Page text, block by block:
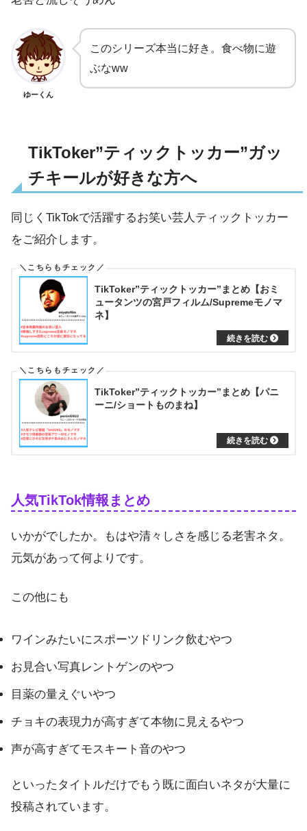
ゆーくん
このシリーズ本当に好き。食べ物に遊
ぶなww
TikToker”ティックトッカー”ガッ
チキールが好きな方へ
同じくTikTokで活躍するお笑い芸人ティックトッカー
をご紹介します。
TikToker”ティックトッカー”まとめ【おミ
ュータンツの宮戸フィルム/Supremeモノマ
ネ】
TikToker”ティックトッカー”まとめ【パニ
ーニ/ショートものまね】
人気TikTok情報まとめ
いかがでしたか。もはや清々しさを感じる老害ネタ。
元気があって何よりです。
この他にも
ワインみたいにスポーツドリンク飲むやつ
お見合い写真レントゲンのやつ
目薬の量えぐいやつ
チョキの表現力が高すぎて本物に見えるやつ
声が高すぎてモスキート音のやつ
といったタイトルだけでもう既に面白いネタが大量に
投稿されています。